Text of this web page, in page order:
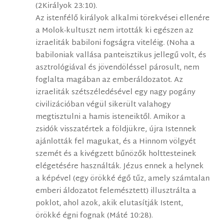
(2Királyok 23:10).
Az istenfélő királyok alkalmi törekvései ellenére
a Molok-kultuszt nem irtották ki egészen az
izraeliták babiloni fogságra viteléig. (Noha a
babiloniak vallása panteisztikus jellegű volt, és
asztrológiával és jövendöléssel párosult, nem
foglalta magában az emberáldozatot. Az
izraeliták szétszéledésével egy nagy pogány
civilizációban végül sikerült valahogy
megtisztulni a hamis isteneiktől. Amikor a
zsidók visszatértek a földjükre, újra Istennek
ajánlották fel magukat, és a Hinnom völgyét
szemét és a kivégzett bűnözők holttesteinek
elégetésére használták. Jézus ennek a helynek
a képével (egy örökké égő tűz, amely számtalan
emberi áldozatot felemésztett) illusztrálta a
poklot, ahol azok, akik elutasítják Istent,
örökké égni fognak (Máté 10:28).